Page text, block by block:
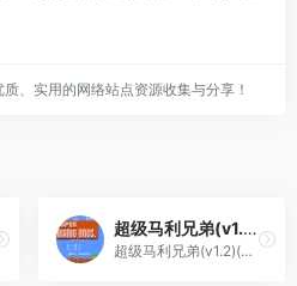
、实用的网络站点资源收集与分享！
超级马利兄弟(v1.2)(修正版)(简)[未知+MS](JUE)[ACT](0.31Mb)
超级马利兄弟(v1.2)(修正版)(简)[未知+MS](JUE)[ACT](0.31Mb)